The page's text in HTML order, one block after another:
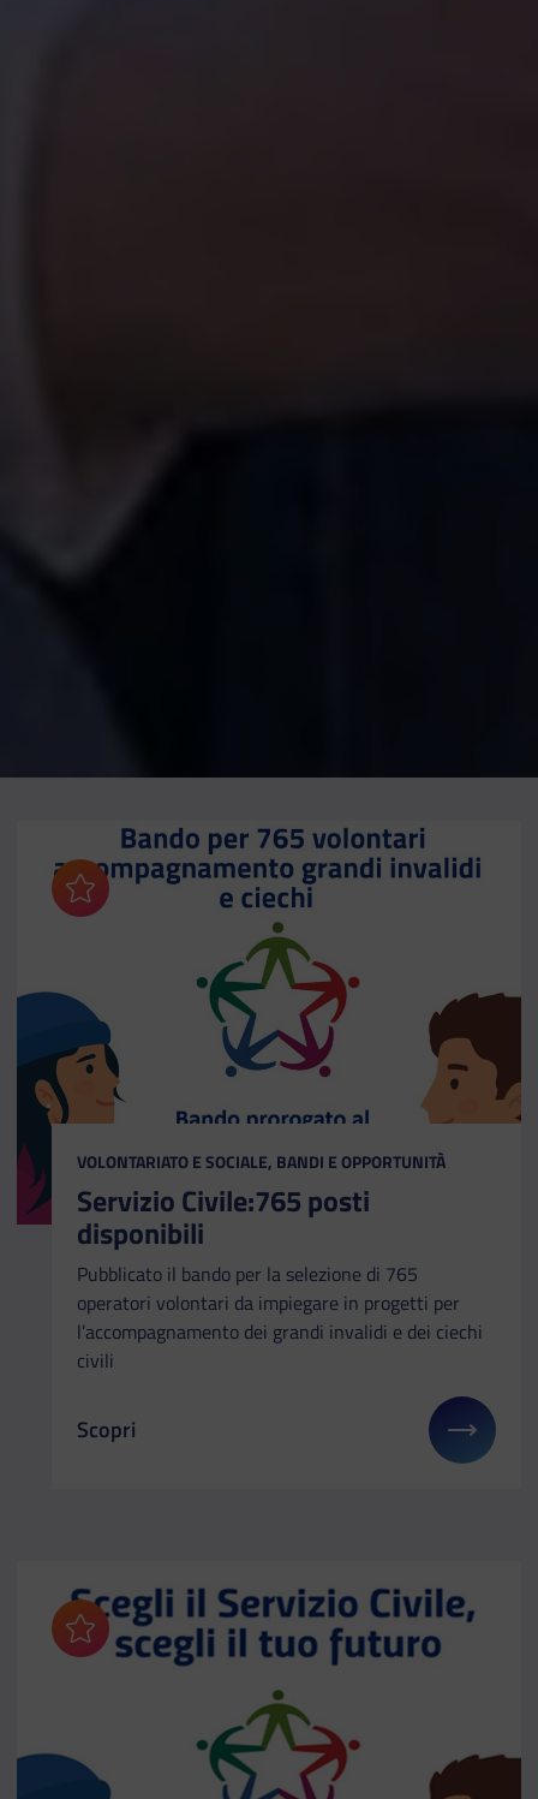
Aggiungi ai preferiti
CATEGORIA:
VOLONTARIATO E SOCIALE, BANDI E OPPORTUNITÀ
Servizio Civile:765 posti
disponibili
Pubblicato il bando per la selezione di 765
operatori volontari da impiegare in progetti per
l’accompagnamento dei grandi invalidi e dei ciechi
civili
Il link ti porterà ad avere maggiori dettagli su:
Scopri
Aggiungi ai preferiti